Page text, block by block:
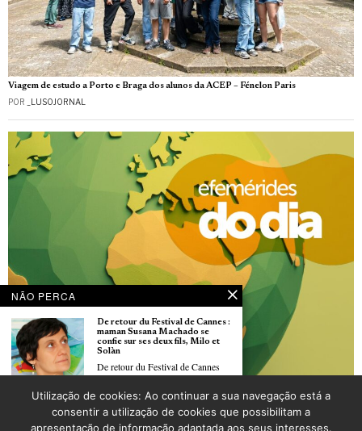
Viagem de estudo a Porto e Braga dos alunos da ACEP – Fénelon Paris
POR _LUSOJORNAL
Dia 27 de maio
_LUSOJORNAL
NÃO PERCA
De retour du Festival de Cannes :
maman Susana Machado se
confie sur ses deux fils, Milo et
Solàn
De retour du Festival de Cannes
Edição, memória e migrações:
Sandra Barradas, editora de
livros sobre emigração
Utilização de cookies: Ao continuar a sua navegação está a
consentir a utilização de cookies que possibilitam a
apresentação de informação adaptada aos seus interesses.